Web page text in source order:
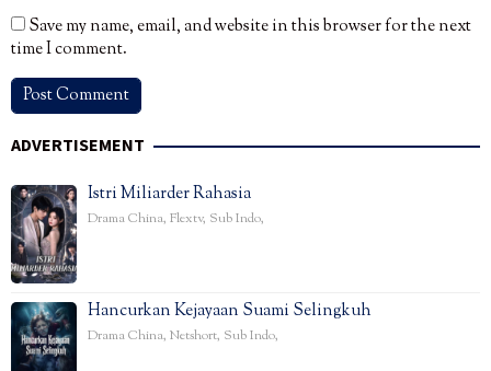
Save my name, email, and website in this browser for the next
time I comment.
ADVERTISEMENT
Istri Miliarder Rahasia
Drama China, Flextv, Sub Indo,
Hancurkan Kejayaan Suami Selingkuh
Drama China, Netshort, Sub Indo,